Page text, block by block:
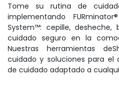
Tome su rutina de
implementando
System™: cepille,
cuidado seguro en la
Nuestras herramientas
cuidado y soluciones para el
de cuidado adaptado a